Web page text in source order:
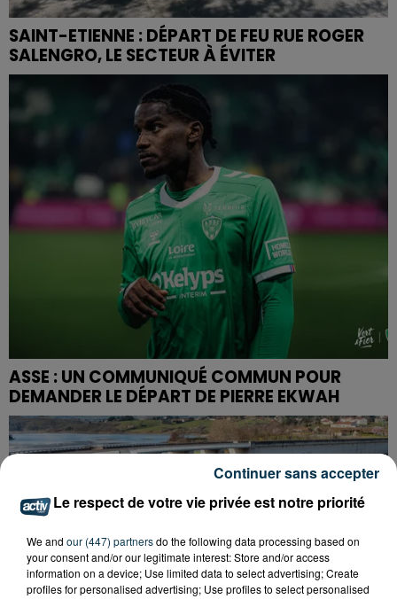
SAINT-ETIENNE : DÉPART DE FEU RUE ROGER
SALENGRO, LE SECTEUR À ÉVITER
ASSE : UN COMMUNIQUÉ COMMUN POUR
DEMANDER LE DÉPART DE PIERRE EKWAH
Le respect de votre vie privée est notre priorité
We and our (447) partnersdo the following data processing based on
your consent and/or our legitimate interest: Store and/or access
information on a device; Use limited data to select advertising; Create
profiles for personalised advertising; Use profiles to select personalised
Continuer sans accepter